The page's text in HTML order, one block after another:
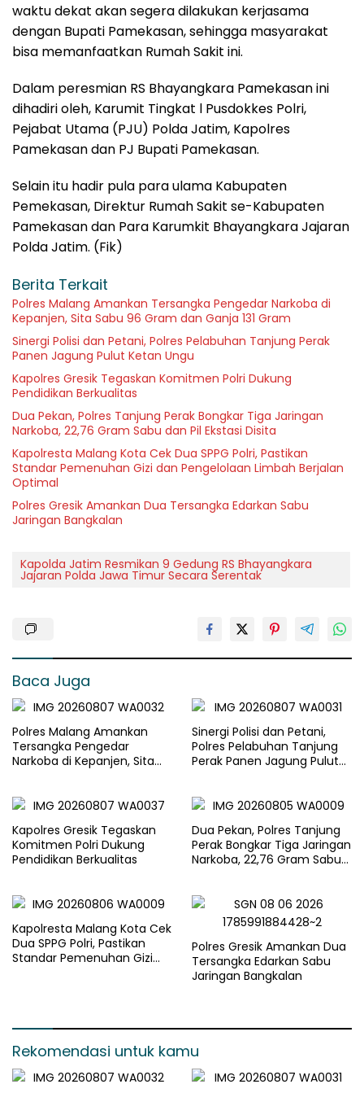
waktu dekat akan segera dilakukan kerjasama
dengan Bupati Pamekasan, sehingga masyarakat
bisa memanfaatkan Rumah Sakit ini.
Dalam peresmian RS Bhayangkara Pamekasan ini
dihadiri oleh, Karumit Tingkat l Pusdokkes Polri,
Pejabat Utama (PJU) Polda Jatim, Kapolres
Pamekasan dan PJ Bupati Pamekasan.
Selain itu hadir pula para ulama Kabupaten
Pemekasan, Direktur Rumah Sakit se-Kabupaten
Pamekasan dan Para Karumkit Bhayangkara Jajaran
Polda Jatim. (Fik)
Berita Terkait
Polres Malang Amankan Tersangka Pengedar Narkoba di
Kepanjen, Sita Sabu 96 Gram dan Ganja 131 Gram
Sinergi Polisi dan Petani, Polres Pelabuhan Tanjung Perak
Panen Jagung Pulut Ketan Ungu
Kapolres Gresik Tegaskan Komitmen Polri Dukung
Pendidikan Berkualitas
Dua Pekan, Polres Tanjung Perak Bongkar Tiga Jaringan
Narkoba, 22,76 Gram Sabu dan Pil Ekstasi Disita
Kapolresta Malang Kota Cek Dua SPPG Polri, Pastikan
Standar Pemenuhan Gizi dan Pengelolaan Limbah Berjalan
Optimal
Polres Gresik Amankan Dua Tersangka Edarkan Sabu
Jaringan Bangkalan
Kapolda Jatim Resmikan 9 Gedung RS Bhayangkara
Jajaran Polda Jawa Timur Secara Serentak
Baca Juga
Polres Malang Amankan
Tersangka Pengedar
Narkoba di Kepanjen, Sita
Sinergi Polisi dan Petani,
Polres Pelabuhan Tanjung
Perak Panen Jagung Pulut
Kapolres Gresik Tegaskan
Komitmen Polri Dukung
Pendidikan Berkualitas
Dua Pekan, Polres Tanjung
Perak Bongkar Tiga Jaringan
Narkoba, 22,76 Gram Sabu
Kapolresta Malang Kota Cek
Dua SPPG Polri, Pastikan
Standar Pemenuhan Gizi
Polres Gresik Amankan Dua
Tersangka Edarkan Sabu
Jaringan Bangkalan
Rekomendasi untuk kamu